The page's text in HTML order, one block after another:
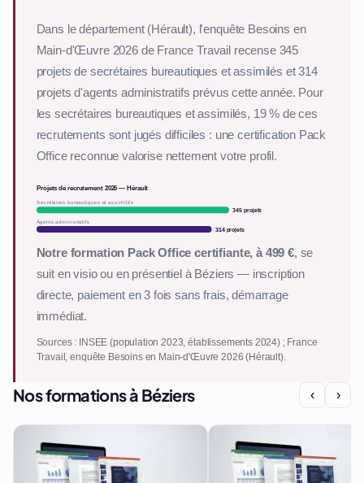
Dans le département (Hérault), l'enquête Besoins en
Main-d'Œuvre 2026 de France Travail recense 345
projets de secrétaires bureautiques et assimilés et 314
projets d'agents administratifs prévus cette année. Pour
les secrétaires bureautiques et assimilés, 19 % de ces
recrutements sont jugés difficiles : une certification Pack
Office reconnue valorise nettement votre profil.
Projets de recrutement 2026 — Hérault
Secrétaires bureautiques et assimilés
345 projets
Agents administratifs
314 projets
Notre formation Pack Office certifiante, à 499 €, se
suit en visio ou en présentiel à Béziers — inscription
directe, paiement en 3 fois sans frais, démarrage
immédiat.
Sources : INSEE (population 2023, établissements 2024) ; France
Travail, enquête Besoins en Main-d'Œuvre 2026 (Hérault).
Nos formations à Béziers ‹ ›